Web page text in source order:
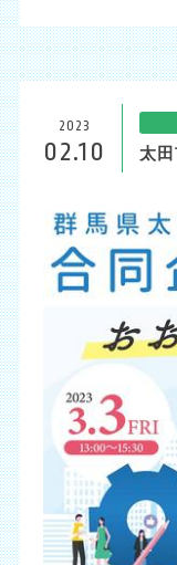
2023
02.10 太